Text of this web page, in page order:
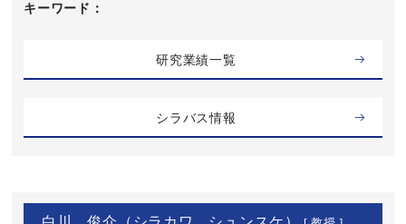
キーワード
研究業績一覧
シラバス情報